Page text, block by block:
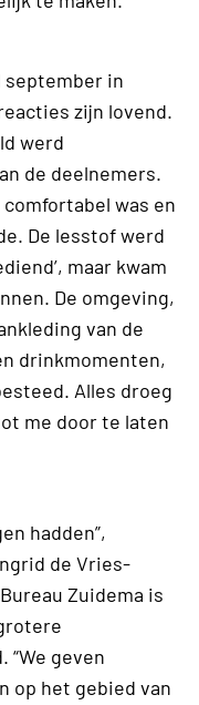
september in
zijn lovend.
werd
de deelnemers.
comfortabel was en
De lesstof werd
maar kwam
De omgeving,
van de
drinkmomenten,
Alles droeg
me door te laten
hadden”,
de Vries-
Zuidema is
geven
op het gebied van